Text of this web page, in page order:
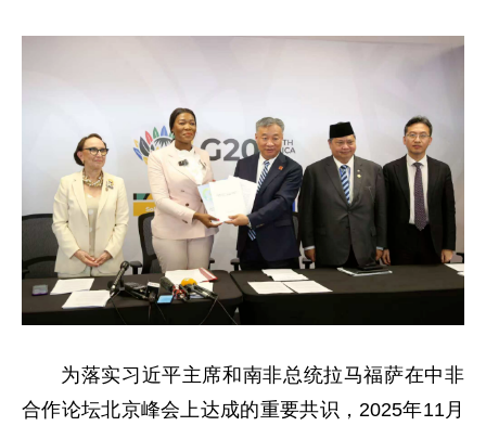
为落实习近平主席和南非总统拉马福萨在中非
合作论坛北京峰会上达成的重要共识，2025年11月